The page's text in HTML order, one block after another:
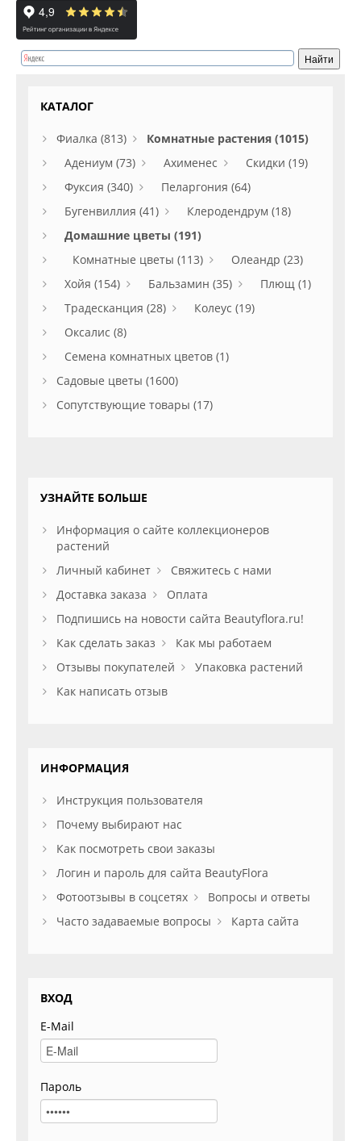
КАТАЛОГ
Фиалка (813)
Комнатные растения (1015)
Адениум (73)
Ахименес
Скидки (19)
Фуксия (340)
Пеларгония (64)
Бугенвиллия (41)
Клеродендрум (18)
Домашние цветы (191)
Комнатные цветы (113)
Олеандр (23)
Хойя (154)
Бальзамин (35)
Плющ (1)
Традесканция (28)
Колеус (19)
Оксалис (8)
Семена комнатных цветов (1)
Садовые цветы (1600)
Сопутствующие товары (17)
УЗНАЙТЕ БОЛЬШЕ
Информация о сайте коллекционеров
растений
Личный кабинет
Свяжитесь с нами
Доставка заказа
Оплата
Подпишись на новости сайта Beautyflora.ru!
Как сделать заказ
Как мы работаем
Отзывы покупателей
Упаковка растений
Как написать отзыв
ИНФОРМАЦИЯ
Инструкция пользователя
Почему выбирают нас
Как посмотреть свои заказы
Логин и пароль для сайта BeautyFlora
Фотоотзывы в соцсетях
Вопросы и ответы
Часто задаваемые вопросы
Карта сайта
ВХОД
E-Mail
Пароль